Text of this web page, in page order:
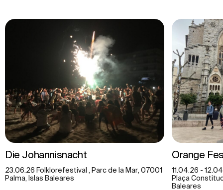
Die Johannisnacht
23.06.26 Folklorefestival , Parc de la Mar, 07001
Palma, Islas Baleares
Orange
11.04.26 -
Plaça
Baleares